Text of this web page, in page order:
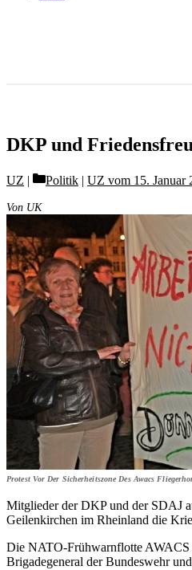
DKP und
UZ Categories
Politik | UZ vom 15. Januar
Von UK
Protest Vor Der Sicherheitszone Des Awacs
Mitglieder der DKP und der SDAJ
Geilenkirchen im Rheinland die
Die NATO-Frühwarnflotte AWACS
Brigadegeneral der Bundeswehr